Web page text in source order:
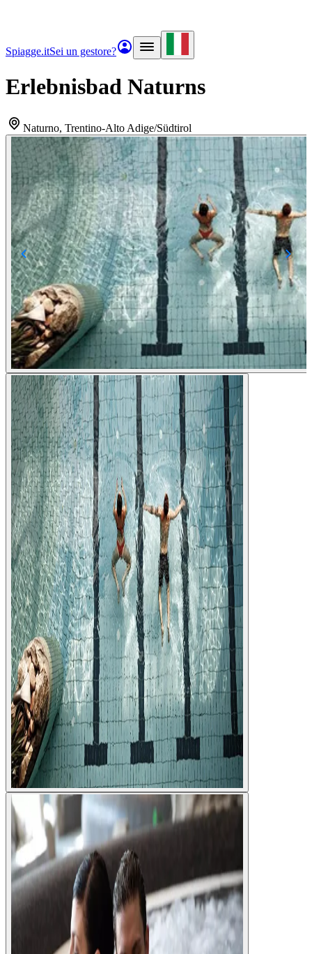
Spiagge.itSei un gestore?
Erlebnisbad Naturns
Naturno, Trentino-Alto Adige/Südtirol